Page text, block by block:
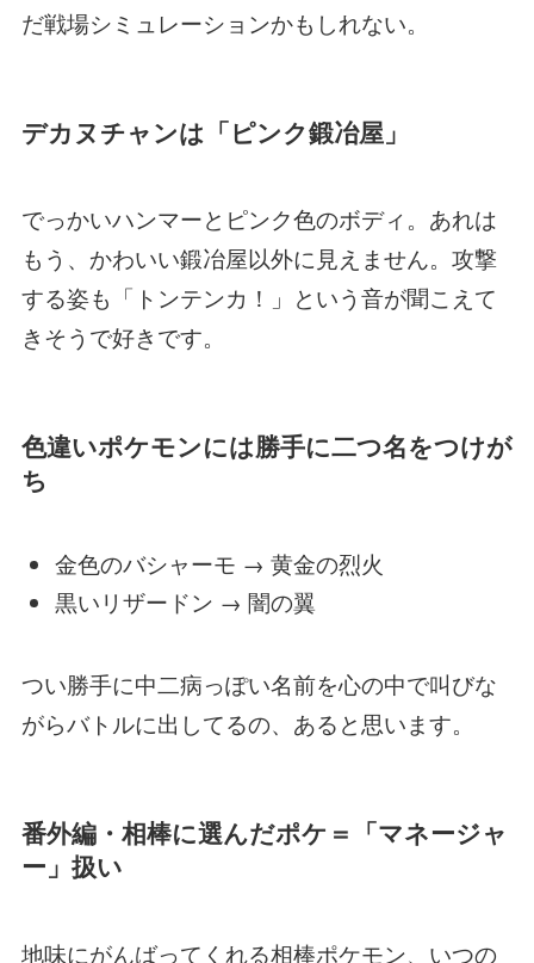
だ戦場シミュレーションかもしれない。
デカヌチャンは「ピンク鍛冶屋」
でっかいハンマーとピンク色のボディ。あれは
もう、かわいい鍛冶屋以外に見えません。攻撃
する姿も「トンテンカ！」という音が聞こえて
きそうで好きです。
色違いポケモンには勝手に二つ名をつけが
ち
金色のバシャーモ → 黄金の烈火
黒いリザードン → 闇の翼
つい勝手に中二病っぽい名前を心の中で叫びな
がらバトルに出してるの、あると思います。
番外編・相棒に選んだポケ＝「マネージャ
ー」扱い
地味にがんばってくれる相棒ポケモン、いつの